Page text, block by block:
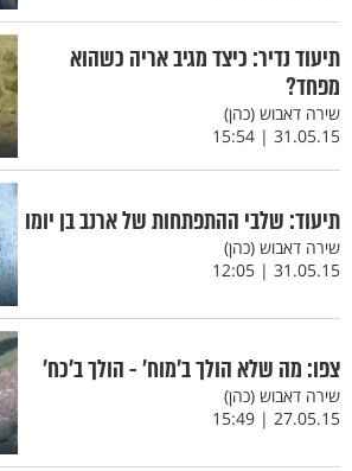
תיעוד נדיר: כיצד מגיב אריה כשהוא
מפחד?
שירה דאבוש (כהן)
31.05.15 | 15:54
תיעוד: שלבי ההתפתחות של ארנב בן יומו
שירה דאבוש (כהן)
31.05.15 | 12:05
צפו: מה שלא הולך ב'מוח' - הולך ב'כח'
שירה דאבוש (כהן)
27.05.15 | 15:49